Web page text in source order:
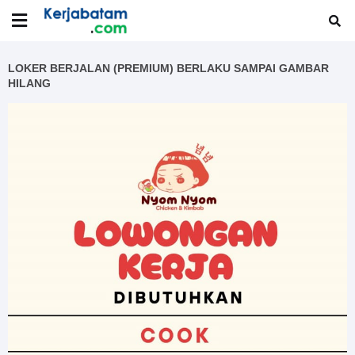
LOKER BERJALAN (PREMIUM) BERLAKU SAMPAI GAMBAR
HILANG